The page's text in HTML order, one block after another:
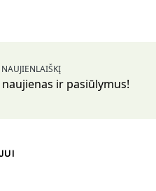
ir pasiūlymus!